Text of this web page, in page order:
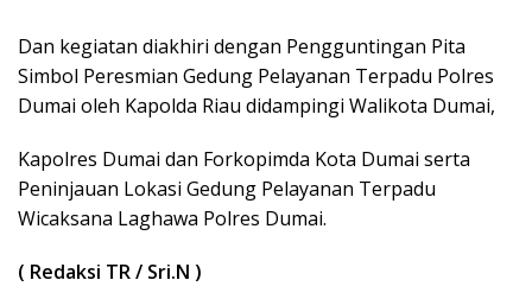
Dan kegiatan diakhiri dengan Pengguntingan Pita
Simbol Peresmian Gedung Pelayanan Terpadu Polres
Dumai oleh Kapolda Riau didampingi Walikota Dumai,
Kapolres Dumai dan Forkopimda Kota Dumai serta
Peninjauan Lokasi Gedung Pelayanan Terpadu
Wicaksana Laghawa Polres Dumai.
( Redaksi TR / Sri.N )